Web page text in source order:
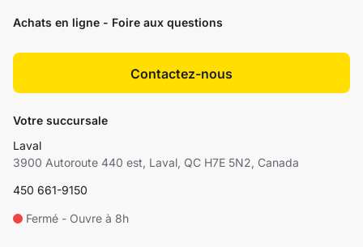
Achats en ligne - Foire aux questions
Contactez-nous
Votre succursale
Laval
3900 Autoroute 440 est, Laval, QC H7E 5N2, Canada
450 661-9150
Fermé - Ouvre à 8h